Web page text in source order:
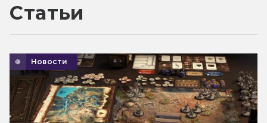
Статьи
Новости